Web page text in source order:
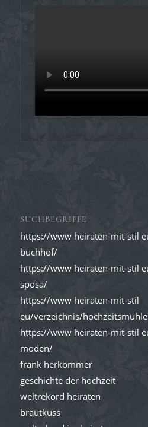
SUCHBEGRIFFE
https://www heiraten-mit-stil
buchhof/
https://www heiraten-mit-stil
sposa/
https://www heiraten-mit-stil
eu/verzeichnis/
https://www heiraten-mit-stil
moden/
frank herkommer
geschichte der hochzeit
weltrekord heiraten
brautkuss